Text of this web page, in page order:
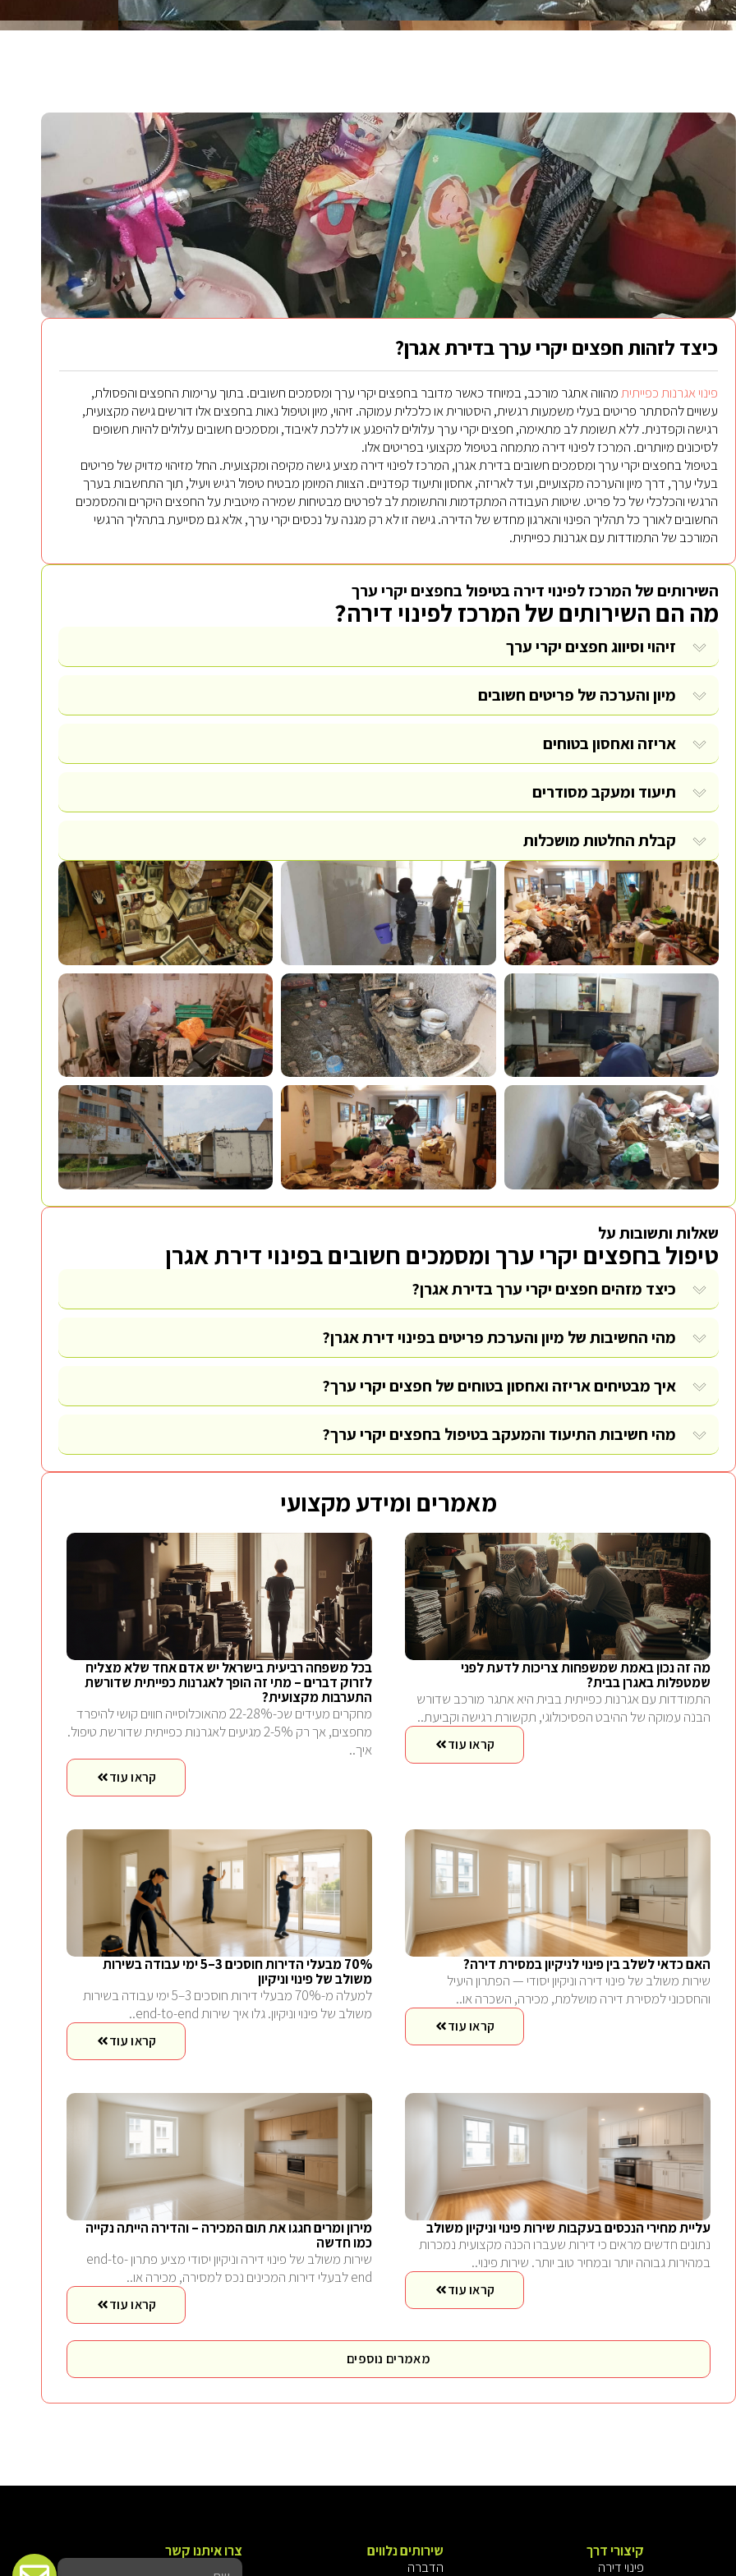
כיצד לזהות חפצים יקרי ערך בדירת אגרן?
פינוי אגרנות כפייתיתמהווה אתגר מורכב, במיוחד כאשר מדובר בחפצים יקרי ערך ומסמכים חשובים. בתוך ערימות החפצים והפסולת,
עשויים להסתתר פריטים בעלי משמעות רגשית, היסטורית או כלכלית עמוקה. זיהוי, מיון וטיפול נאות בחפצים אלו דורשים גישה מקצועית,
רגישה וקפדנית. ללא תשומת לב מתאימה, חפצים יקרי ערך עלולים להיפגע או ללכת לאיבוד, ומסמכים חשובים עלולים להיות חשופים
לסיכונים מיותרים. המרכז לפינוי דירה מתמחה בטיפול מקצועי בפריטים אלו.
בטיפול בחפצים יקרי ערך ומסמכים חשובים בדירת אגרן, המרכז לפינוי דירה מציע גישה מקיפה ומקצועית. החל מזיהוי מדויק של פריטים
בעלי ערך, דרך מיון והערכה מקצועיים, ועד לאריזה, אחסון ותיעוד קפדניים. הצוות המיומן מבטיח טיפול רגיש ויעיל, תוך התחשבות בערך
הרגשי והכלכלי של כל פריט. שיטות העבודה המתקדמות והתשומת לב לפרטים מבטיחות שמירה מיטבית על החפצים היקרים והמסמכים
החשובים לאורך כל תהליך הפינוי והארגון מחדש של הדירה. גישה זו לא רק מגנה על נכסים יקרי ערך, אלא גם מסייעת בתהליך הרגשי
המורכב של התמודדות עם אגרנות כפייתית.
השירותים של המרכז לפינוי דירה בטיפול בחפצים יקרי ערך
מה הם השירותים של המרכז לפינוי דירה?
זיהוי וסיווג חפצים יקרי ערך
מיון והערכה של פריטים חשובים
אריזה ואחסון בטוחים
תיעוד ומעקב מסודרים
קבלת החלטות מושכלות
שאלות ותשובות על
טיפול בחפצים יקרי ערך ומסמכים חשובים בפינוי דירת אגרן
כיצד מזהים חפצים יקרי ערך בדירת אגרן?
מהי החשיבות של מיון והערכת פריטים בפינוי דירת אגרן?
איך מבטיחים אריזה ואחסון בטוחים של חפצים יקרי ערך?
מהי חשיבות התיעוד והמעקב בטיפול בחפצים יקרי ערך?
מאמרים ומידע מקצועי
מה זה נכון באמת שמשפחות צריכות לדעת לפני
שמטפלות באגרן בבית?
התמודדות עם אגרנות כפייתית בבית היא אתגר מורכב שדורש
הבנה עמוקה של ההיבט הפסיכולוגי, תקשורת רגישה וקביעת..
קראו עוד
בכל משפחה רביעית בישראל יש אדם אחד שלא מצליח
לזרוק דברים – מתי זה הופך לאגרנות כפייתית שדורשת
התערבות מקצועית?
מחקרים מעידים שכ-22-28% מהאוכלוסייה חווים קושי להיפרד
מחפצים, אך רק 2-5% מגיעים לאגרנות כפייתית שדורשת טיפול.
איך..
קראו עוד
האם כדאי לשלב בין פינוי לניקיון במסירת דירה?
שירות משולב של פינוי דירה וניקיון יסודי — הפתרון היעיל
והחסכוני למסירת דירה מושלמת, מכירה, השכרה או..
קראו עוד
70% מבעלי הדירות חוסכים 3–5 ימי עבודה בשירות
משולב של פינוי וניקיון
למעלה מ-70% מבעלי דירות חוסכים 3–5 ימי עבודה בשירות
משולב של פינוי וניקיון. גלו איך שירות end-to-end..
קראו עוד
עליית מחירי הנכסים בעקבות שירות פינוי וניקיון משולב
נתונים חדשים מראים כי דירות שעברו הכנה מקצועית נמכרות
במהירות גבוהה יותר ובמחיר טוב יותר. שירות פינוי..
קראו עוד
מירון ומרים חגגו את תום המכירה – והדירה הייתה נקייה
כמו חדשה
שירות משולב של פינוי דירה וניקיון יסודי מציע פתרון end-to-
end לבעלי דירות המכינים נכס למסירה, מכירה או..
קראו עוד
מאמרים נוספים
קיצורי דרך
פינוי דירה
שירותים נלווים
הדברה
צרו איתנו קשר